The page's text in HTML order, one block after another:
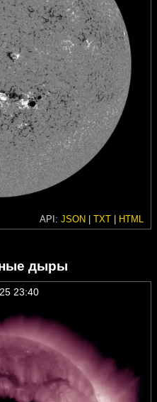
API: JSON | TXT | HTML
дыры
23:40